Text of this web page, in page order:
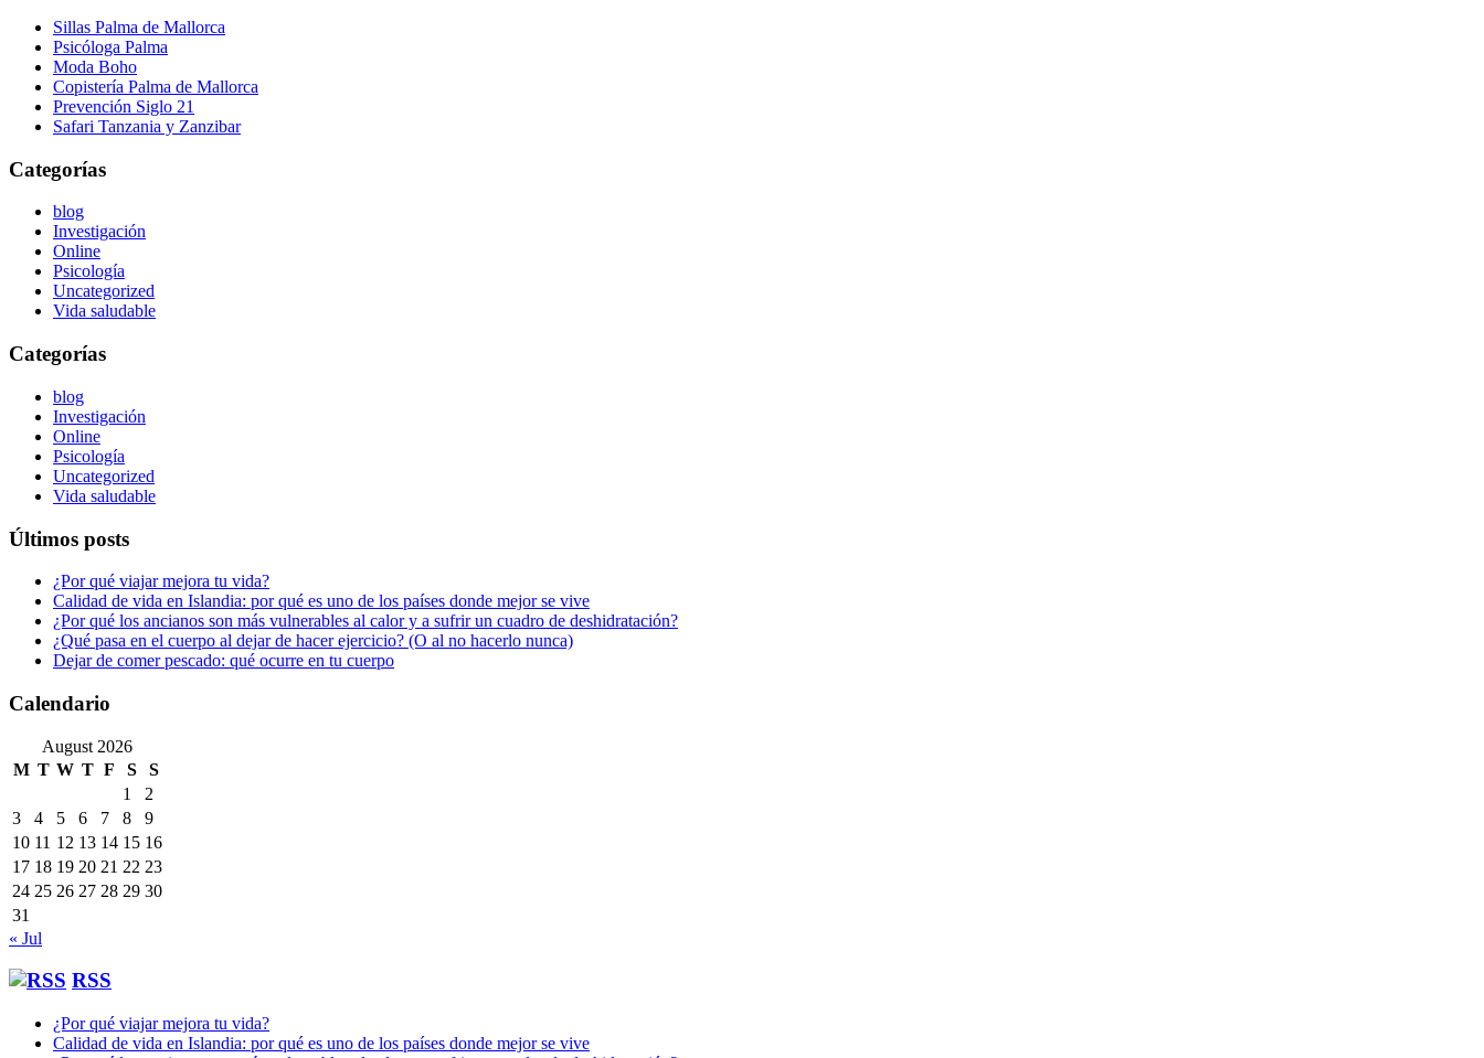
Sillas Palma de Mallorca
Psicóloga Palma
Moda Boho
Copistería Palma de Mallorca
Prevención Siglo 21
Safari Tanzania y Zanzibar
Categorías
blog
Investigación
Online
Psicología
Uncategorized
Vida saludable
Categorías
blog
Investigación
Online
Psicología
Uncategorized
Vida saludable
Últimos posts
¿Por qué viajar mejora tu vida?
Calidad de vida en Islandia: por qué es uno de los países donde mejor se vive
¿Por qué los ancianos son más vulnerables al calor y a sufrir un cuadro de deshidratación?
¿Qué pasa en el cuerpo al dejar de hacer ejercicio? (O al no hacerlo nunca)
Dejar de comer pescado: qué ocurre en tu cuerpo
Calendario
August 2026
M T W T F S
S
1
2
3
4 5 6 7 8
9
10 11 12 13 14 15 16
17 18 19 20 21 22 23
24 25 26 27 28 29 30
31
« Jul
RSS
¿Por qué viajar mejora tu vida?
Calidad de vida en Islandia: por qué es uno de los países donde mejor se vive